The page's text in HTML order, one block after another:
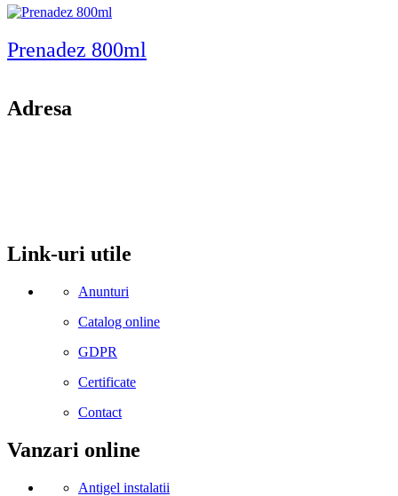
Prenadez 800ml
Adresa
Link-uri utile
Anunturi
Catalog online
GDPR
Certificate
Contact
Vanzari online
Antigel instalatii